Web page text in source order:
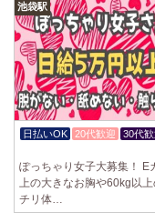
2025/04/02[千歳烏山駅]
LoveCHU (ラブチュ) 千歳
やる気のあるセラピスト
ラピストになりたい！
2025/03/31[八王子駅]
Diamond～ダイヤモンド
只今NEW OPENにつきセ
続くため、一緒に働いて
2025/03/29
LIVSPA (リブスパ) 自由
池袋駅
日払いOK 20代歓迎
30代歓
ぽっちゃり女子大募集！ E
上の大きなお胸や60kg以上
チリ体…